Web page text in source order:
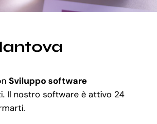
Sviluppo software
Il nostro software è attivo 24